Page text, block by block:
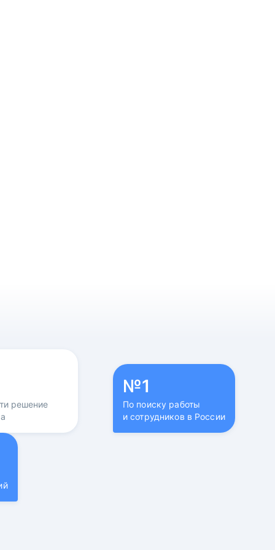
решение
№1
По поиску работы
и сотрудников в России